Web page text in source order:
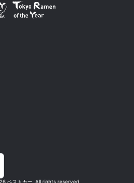
ベストカー. All rights reserved.